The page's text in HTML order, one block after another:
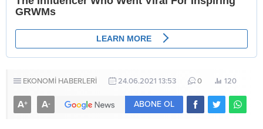
EKONOMİ HABERLERİ 24.06.2021 13:53 0 120
A+ A- ABONE OL